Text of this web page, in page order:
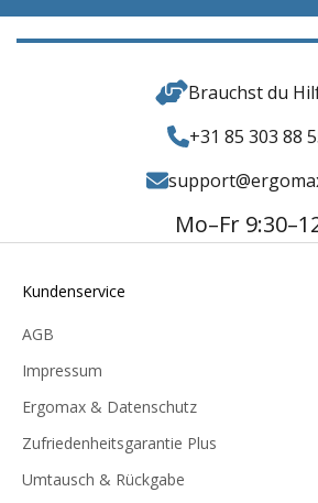
Brauchst du
+31 85 303 88
Mo–Fr
Kundenservice
AGB
Impressum
Ergomax & Datenschutz
Zufriedenheitsgarantie Plus
Umtausch & Rückgabe